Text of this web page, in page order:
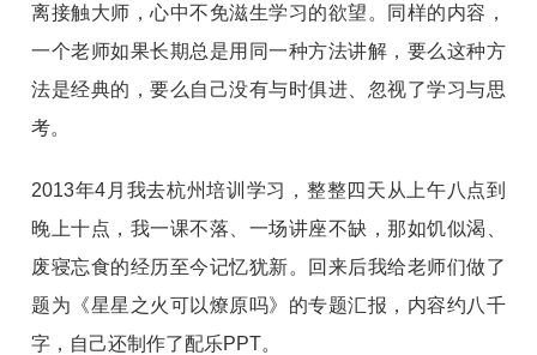
离接触大师，心中不免滋生学习的欲望。同样的内容，
一个老师如果长期总是用同一种方法讲解，要么这种方
法是经典的，要么自己没有与时俱进、忽视了学习与思
考。
2013年4月我去杭州培训学习，整整四天从上午八点到
晚上十点，我一课不落、一场讲座不缺，那如饥似渴、
废寝忘食的经历至今记忆犹新。回来后我给老师们做了
题为《星星之火可以燎原吗》的专题汇报，内容约八千
字，自己还制作了配乐PPT。